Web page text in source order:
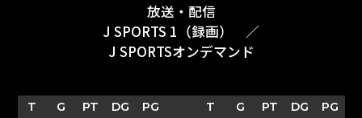
放送・配信
J SPORTS 1（録画）
／
J SPORTSオンデマンド
T G PT DG PG T G PT DG
PG